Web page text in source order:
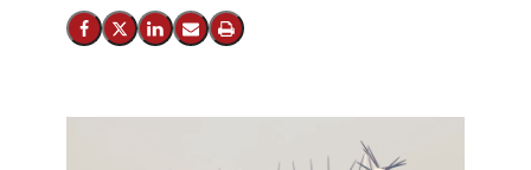
Del på Facebook
Del på X (Twitter)
Del på LinkedIn
Send email
Print